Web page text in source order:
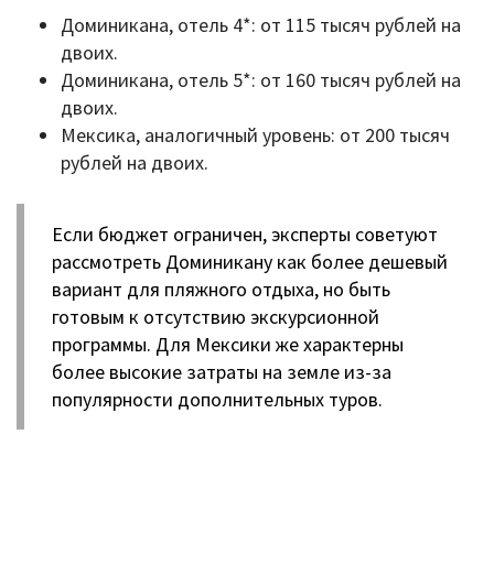
Доминикана, отель 4*: от 115 тысяч рублей на
двоих.
Доминикана, отель 5*: от 160 тысяч рублей на
двоих.
Мексика, аналогичный уровень: от 200 тысяч
рублей на двоих.
Если бюджет ограничен, эксперты советуют
рассмотреть Доминикану как более дешевый
вариант для пляжного отдыха, но быть
готовым к отсутствию экскурсионной
программы. Для Мексики же характерны
более высокие затраты на земле из-за
популярности дополнительных туров.